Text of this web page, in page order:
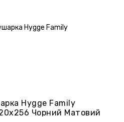
Hygge Family
Чорний Матовий